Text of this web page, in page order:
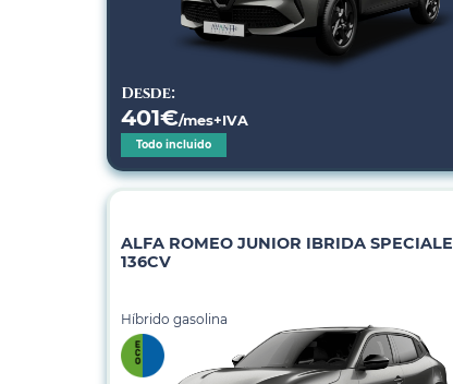
Desde:
401€/mes+IVA
Todo incluido
ALFA ROMEO JUNIOR IBRIDA SPECIALE
136CV
Híbrido gasolina